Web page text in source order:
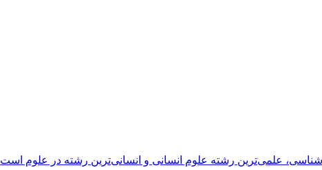
علمی‌ترین رشته علوم انسانی و انسانی‌ترین رشته در علوم است